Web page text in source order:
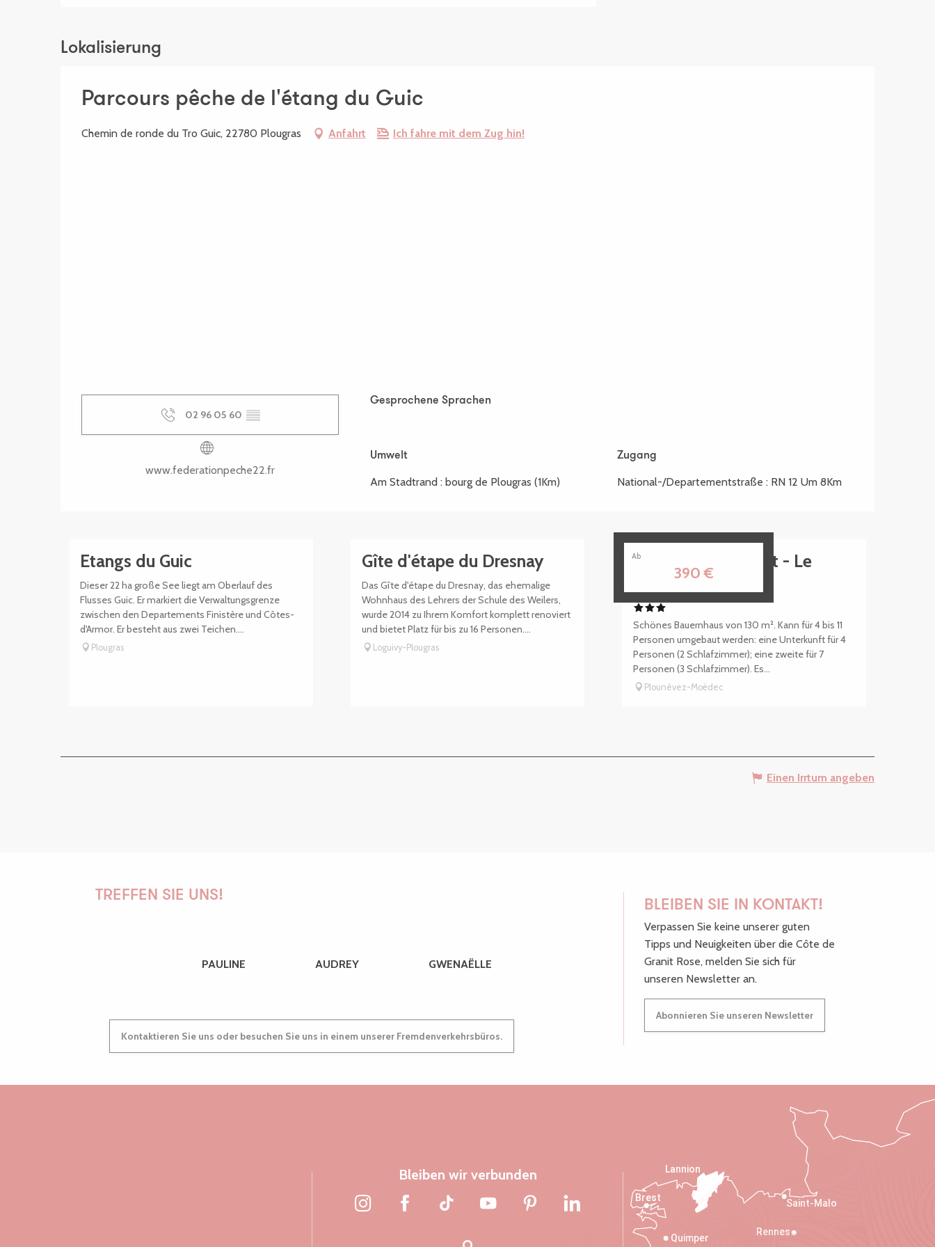
Lokalisierung
Parcours pêche de l'étang du Guic
Chemin de ronde du Tro Guic, 22780 Plougras Anfahrt Ich fahre mit dem Zug hin!
02 96 05 60 ▒▒
www.federationpeche22.fr
Gesprochene Sprachen
Gesprochene Sprachen
Umwelt
Umwelt
Am Stadtrand : bourg de Plougras (1Km)
Zugang
Zugang
National-/Departementstraße : RN 12 Um 8Km
Etangs du Guic
Dieser 22 ha große See liegt am Oberlauf des
Flusses Guic. Er markiert die Verwaltungsgrenze
zwischen den Departements Finistère und Côtes-
d'Armor. Er besteht aus zwei Teichen....
Plougras
Gîte d'étape du Dresnay
Das Gîte d'étape du Dresnay, das ehemalige
Wohnhaus des Lehrers der Schule des Weilers,
wurde 2014 zu Ihrem Komfort komplett renoviert
und bietet Platz für bis zu 16 Personen....
Loguivy-Plougras
Ab
390€
Gîte du Moulin Vert - Le
Léguer
Schönes Bauernhaus von 130 m². Kann für 4 bis 11
Personen umgebaut werden: eine Unterkunft für 4
Personen (2 Schlafzimmer); eine zweite für 7
Personen (3 Schlafzimmer). Es...
Plounévez-Moëdec
Einen Irrtum angeben
TREFFEN SIE UNS!
PAULINE AUDREY GWENAËLLE
Kontaktieren Sie uns oder besuchen Sie uns in einem unserer Fremdenverkehrsbüros.
BLEIBEN SIE IN KONTAKT!
Verpassen Sie keine unserer guten
Tipps und Neuigkeiten über die Côte de
Granit Rose, melden Sie sich für
unseren Newsletter an.
Abonnieren Sie unseren Newsletter
Bleiben wir verbunden
Saint-Malo
Rennes
Quimper
Lannion
Brest